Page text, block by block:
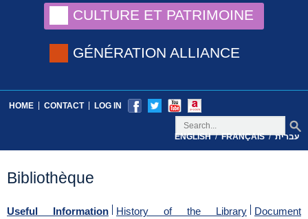
CULTURE ET PATRIMOINE
GÉNÉRATION ALLIANCE
HOME | CONTACT | LOG IN
ENGLISH / FRANÇAIS / עברית
Bibliothèque
Useful Information History of the Library
Document